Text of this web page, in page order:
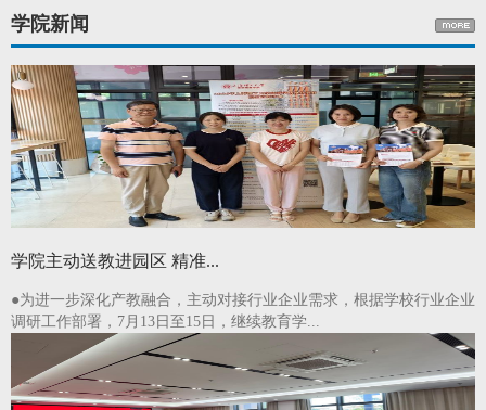
学院新闻
学院主动送教进园区 精准...
●为进一步深化产教融合，主动对接行业企业需求，根据学校行业企业
调研工作部署，7月13日至15日，继续教育学...